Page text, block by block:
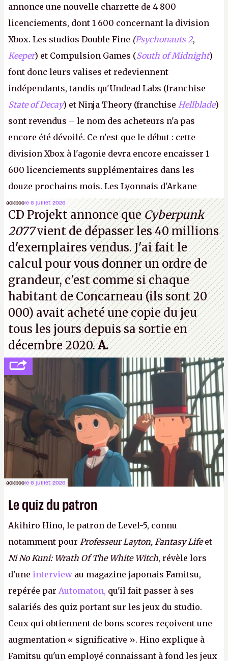
annonce une nouvelle charrette de 4 800
licenciements, dont 1 600 concernant la division
Xbox. Les studios Double Fine (Psychonauts 2,
Keeper) et Compulsion Games (South of Midnight)
font donc leurs valises et redeviennent
indépendants, tandis qu'Undead Labs (franchise
State of Decay) et Ninja Theory (franchise Hellblade)
sont revendus – le nom des acheteurs n'a pas
encore été dévoilé. Ce n'est que le début : cette
division Xbox à l'agonie devra encore encaisser 1
600 licenciements supplémentaires dans les
douze prochains mois. Les Lyonnais d'Arkane
(Dishonored, Deathloop) pourraient faire partie des
prochaines victimes, puisque Microsoft a confirmé
vouloir se séparer du studio.A.
ackboole 6 juillet 2026
CD Projekt annonce queCyberpunk
2077vient de dépasser les 40 millions
d'exemplaires vendus. J'ai fait le
calcul pour vous donner un ordre de
grandeur, c'est comme si chaque
habitant de Concarneau (ils sont 20
000) avait acheté une copie du jeu
tous les jours depuis sa sortie en
décembre 2020.A.
ackboole 6 juillet 2026
Le quiz du patron
Akihiro Hino, le patron de Level-5, connu
notamment pour Professeur Layton, Fantasy Lifeet
Ni No Kuni: Wrath Of The White Witch, révèle lors
d'une interview au magazine japonais Famitsu,
repérée par Automaton, qu'il fait passer à ses
salariés des quiz portant sur les jeux du studio.
Ceux qui obtiennent de bons scores reçoivent une
augmentation « significative ». Hino explique à
Famitsu qu'un employé connaissant à fond les jeux